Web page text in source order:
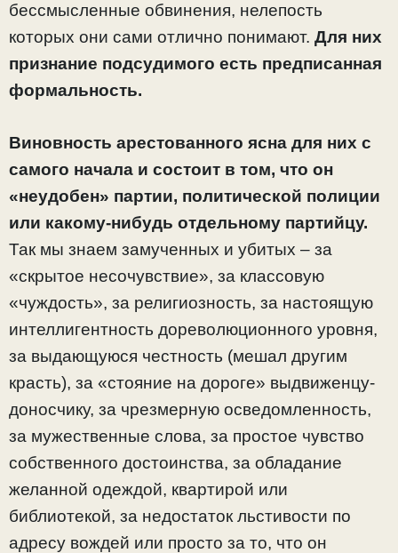
бессмысленные обвинения, нелепость
которых они сами отлично понимают. Для них
признание подсудимого есть предписанная
формальность.
Виновность арестованного ясна для них с
самого начала и состоит в том, что он
«неудобен» партии, политической полиции
или какому-нибудь отдельному партийцу.
Так мы знаем замученных и убитых – за
«скрытое несочувствие», за классовую
«чуждость», за религиозность, за настоящую
интеллигентность дореволюционного уровня,
за выдающуюся честность (мешал другим
красть), за «стояние на дороге» выдвиженцу-
доносчику, за чрезмерную осведомленность,
за мужественные слова, за простое чувство
собственного достоинства, за обладание
желанной одеждой, квартирой или
библиотекой, за недостаток льстивости по
адресу вождей или просто за то, что он